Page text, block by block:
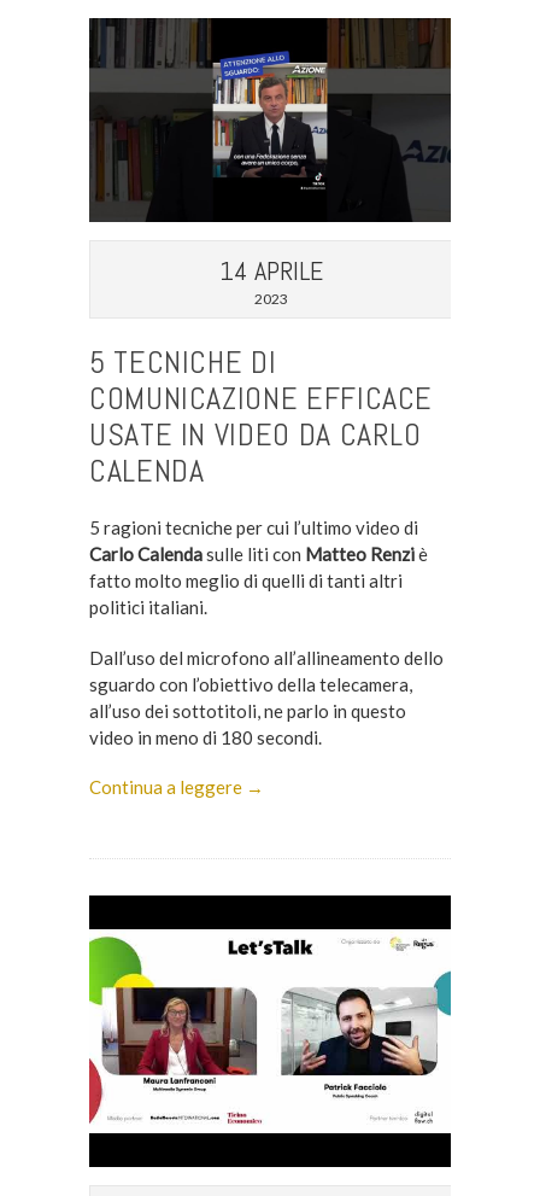
14 APRILE
2023
5 TECNICHE DI
COMUNICAZIONE EFFICACE
USATE IN VIDEO DA CARLO
CALENDA
5 ragioni tecniche per cui l’ultimo video di
Carlo Calendasulle liti con Matteo Renziè
fatto molto meglio di quelli di tanti altri
politici italiani.
Dall’uso del microfono all’allineamento dello
sguardo con l’obiettivo della telecamera,
all’uso dei sottotitoli, ne parlo in questo
video in meno di 180 secondi.
Continua a leggere →